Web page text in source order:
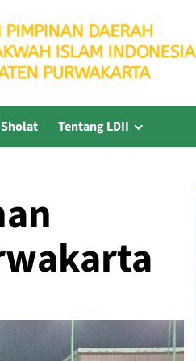
Tentang LDII